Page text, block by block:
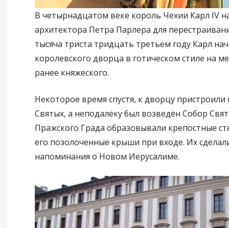
В четырнадцатом веке король Чехии Карл IV
архитектора Петра Парлера для
тысяча триста тридцать третьем году Карл
королевского дворца в готическом стиле на
ранее княжеского.
Некоторое время спустя, к дворцу пристроили
Святых, а неподалёку был возведён Собор
Пражского Града образовывали крепостные
его позолоченные крыши при входе. Их
напоминания о Новом Иерусалиме.